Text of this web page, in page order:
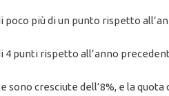
più di un punto rispetto
4 punti rispetto all’anno
cresciute dell’8%, e la quota